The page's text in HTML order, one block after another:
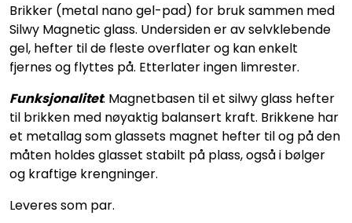
Brikker (metal nano gel-pad) for bruk sammen med
Silwy Magnetic glass. Undersiden er av selvklebende
gel, hefter til de fleste overflater og kan enkelt
fjernes og flyttes på. Etterlater ingen limrester.
Funksjonalitet: Magnetbasen til et silwy glass hefter
til brikken med nøyaktig balansert kraft. Brikkene har
et metallag som glassets magnet hefter til og på den
måten holdes glasset stabilt på plass, også i bølger
og kraftige krengninger.
Leveres som par.